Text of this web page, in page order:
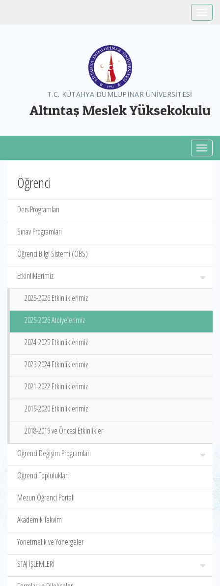
T.C. KÜTAHYA DUMLUPINAR ÜNİVERSİTESİ
Altıntaş Meslek Yüksekokulu
Öğrenci
Ders Programları
Sınav Programları
Öğrenci Bilgi Sistemi (OBS)
Etkinliklerimiz
2025-2026 Etkinliklerimiz
2025-2026 Atölyelerimiz
2024-2025 Etkinliklerimiz
2023-2024 Etkinliklerimiz
2021-2022 Etkinliklerimiz
2019-2020 Etkinliklerimiz
2018-2019 ve Öncesi Etkinlikler
Öğrenci Değişim Programları
Öğrenci Toplulukları
Mezun Öğrenci Portalı
Akademik Takvim
Yönetmelik ve Yönergeler
STAJ İŞLEMLERİ